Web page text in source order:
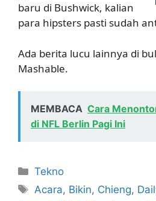
baru di Bushwick, kalian
para hipsters pasti sudah
Ada berita lucu lainnya di
Mashable.
MEMBACA Cara
di NFL Berlin Pagi Ini
Kategori
Tekno
Tag
Acara, Bikin, Chieng,